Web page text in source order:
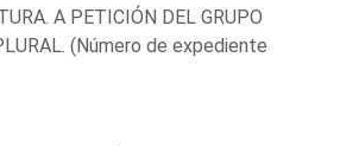
A PETICIÓN DEL GRUPO
(Número de expediente